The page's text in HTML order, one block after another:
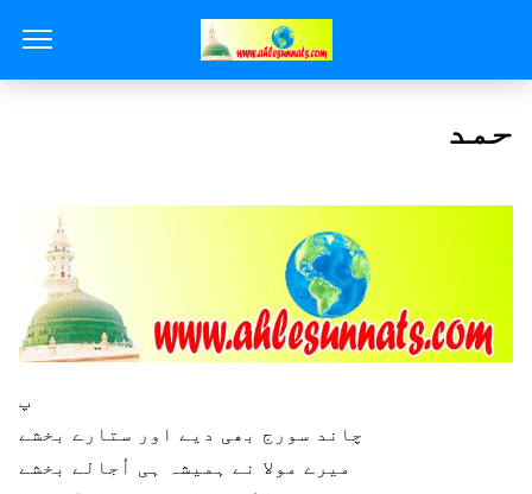
حمد
پ
چاند سورج بھی دیے اور ستارے بخشے
میرے مولا نے ہمیشہ ہی اُجالے بخشے